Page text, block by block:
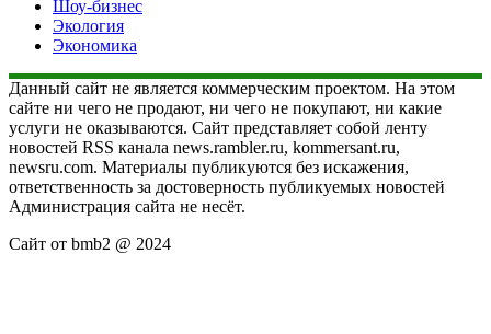
Шоу-бизнес
Экология
Экономика
Данный сайт не является коммерческим проектом. На этом
сайте ни чего не продают, ни чего не покупают, ни какие
услуги не оказываются. Сайт представляет собой ленту
новостей RSS канала news.rambler.ru, kommersant.ru,
newsru.com. Материалы публикуются без искажения,
ответственность за достоверность публикуемых новостей
Администрация сайта не несёт.
Сайт от bmb2 @ 2024